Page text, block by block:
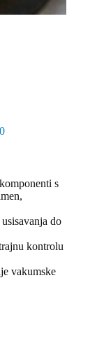
s
do
kontrolu
vakumske